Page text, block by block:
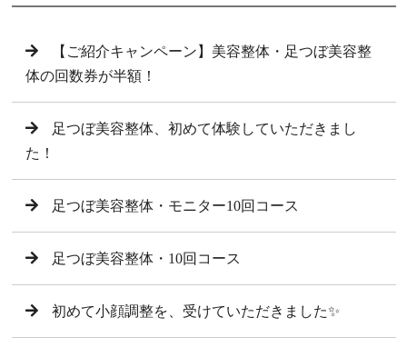
【ご紹介キャンペーン】美容整体・足つぼ美容整
体の回数券が半額！
足つぼ美容整体、初めて体験していただきまし
た！
足つぼ美容整体・モニター10回コース
足つぼ美容整体・10回コース
初めて小顔調整を、受けていただきました✨